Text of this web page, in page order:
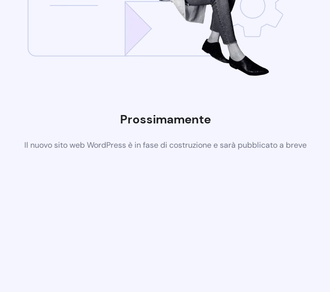
Prossimamente
Il nuovo sito web WordPress è in fase di costruzione e sarà pubblicato a breve